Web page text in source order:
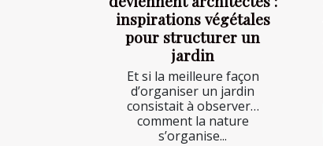
inspirations végétales
pour structurer un
jardin
Et si la meilleure façon
d’organiser un jardin
consistait à observer…
comment la nature
s’organise...